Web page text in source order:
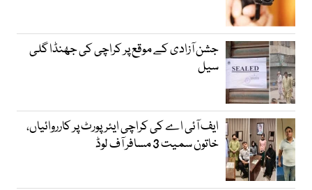
جشن آزادی کے موقع پر کراچی کی جھنڈا گلی
سیل
ایف آئی اے کی کراچی ایئرپورٹ پر کارروائیاں،
خاتون سمیت 3 مسافر آف لوڈ